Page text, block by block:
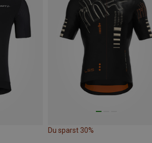
Du sparst 30%